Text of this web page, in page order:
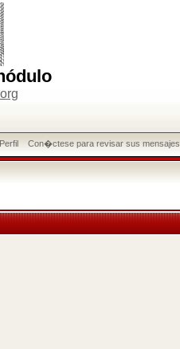
Perfil Con�ctese para revisar sus mensajes